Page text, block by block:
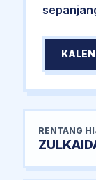
RENTANG